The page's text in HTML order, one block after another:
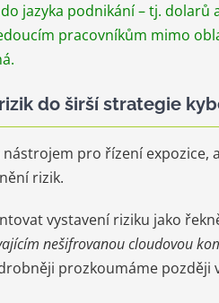
jazyka podnikání – tj.
pracovníkům mimo
do širší strategie
pro řízení
rizik.
vystavení riziku jako
nešifrovanou cloudovou
prozkoumáme později